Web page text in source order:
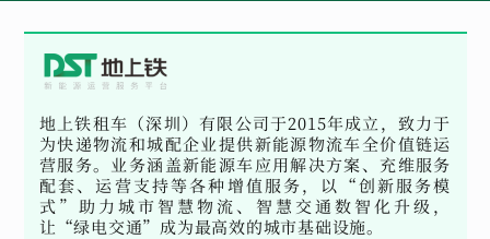
地上铁租车（深圳）有限公司于2015年成立，致力于
为快递物流和城配企业提供新能源物流车全价值链运
营服务。业务涵盖新能源车应用解决方案、充维服务
配套、运营支持等各种增值服务，以“创新服务模
式”助力城市智慧物流、智慧交通数智化升级，
让“绿电交通”成为最高效的城市基础设施。